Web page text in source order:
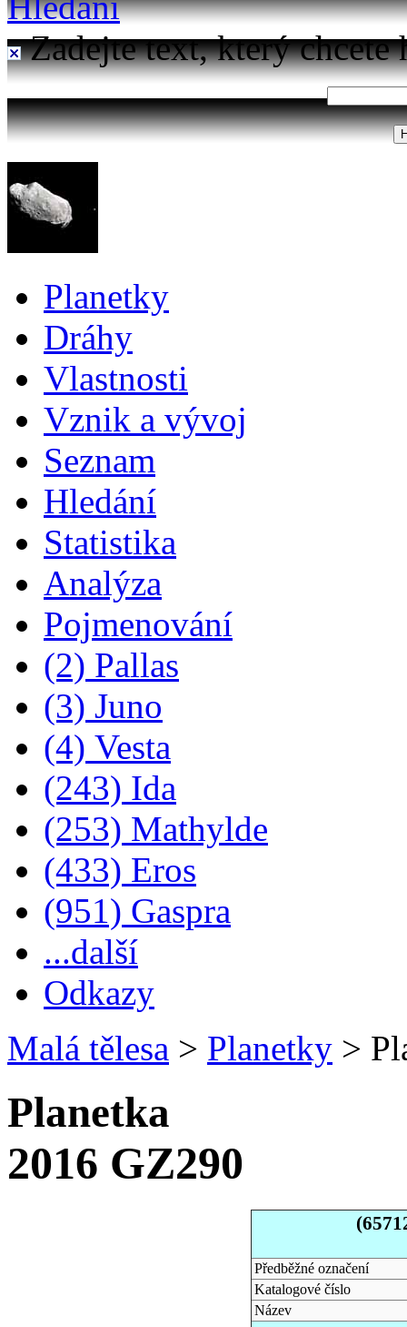
Zadejte text, který chcete
Planetky
Dráhy
Vlastnosti
Vznik a vývoj
Seznam
Hledání
Statistika
Analýza
Pojmenování
(2) Pallas
(3) Juno
(4) Vesta
(243) Ida
(253) Mathylde
(433) Eros
(951) Gaspra
...další
Odkazy
Malá tělesa > Planetky >
Planetka
2016 GZ290
Předběžné označení
Katalogové číslo
Název